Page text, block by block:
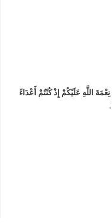
اللَّهِ عَلَيْكُمْ إِذْ كُنْتُمْ أَعْدَاءً